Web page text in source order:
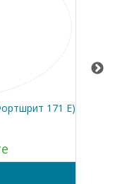
171 Е)